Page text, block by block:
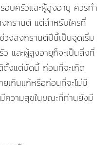
อบครัวและผู้สูงอายุ ควรทำ
งกรานต์ แต่สำหรับใครที่
วงสงกรานต์ปีนี้เป็นจุดเริ่ม
และผู้สูงอายุก็จะเป็นสิ่งที่
งแต่บัดนี้ ก่อนที่จะเกิด
เกินแก้หรือก่อนที่จะไม่มี
ความสุขในขณะที่ท่านยังมี